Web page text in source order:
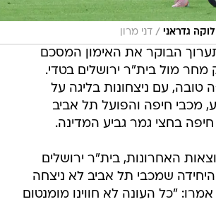
גדראני / דני מרון
הבוקר את האימון המסכם
מול בית"ר ירושלים בטדי.
טובה, עם ניצחונות בליגה על
מכבי חיפה והפועל תל אביב
חיפה בחצי גמר גביע המדינה.
האחרונות, בית"ר ירושלים
שמכבי תל אביב לא ניצחה
"כל העונה לא חווינו מומנטום